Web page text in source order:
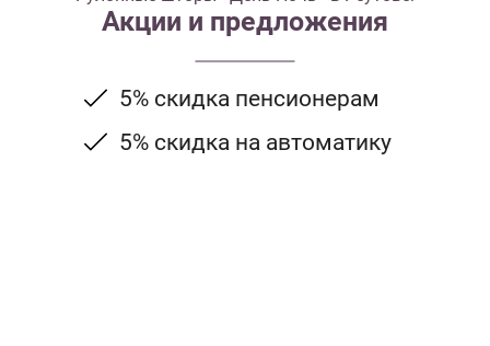
Акции и предложения
5% скидка пенсионерам
5% скидка на автоматику